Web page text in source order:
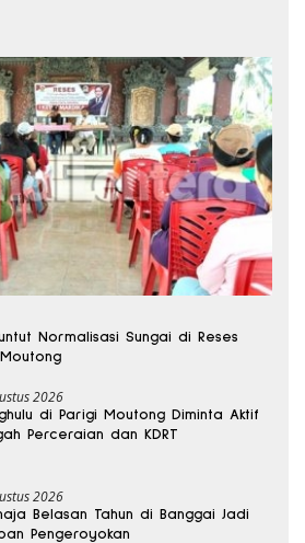
Normalisasi Sungai di Reses
2026
di Parigi Moutong Diminta Aktif
Perceraian dan KDRT
2026
Belasan Tahun di Banggai Jadi
Pengeroyokan